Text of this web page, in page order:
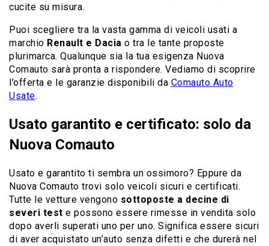
cucite su misura.
Puoi scegliere tra la vasta gamma di veicoli usati a
marchio Renault e Dacia o tra le tante proposte
plurimarca. Qualunque sia la tua esigenza Nuova
Comauto sarà pronta a rispondere. Vediamo di scoprire
l’offerta e le garanzie disponibili da Comauto Auto
Usate.
Usato garantito e certificato: solo da
Nuova Comauto
Usato e garantito ti sembra un ossimoro? Eppure da
Nuova Comauto trovi solo veicoli sicuri e certificati.
Tutte le vetture vengono sottoposte a decine di
severi test e possono essere rimesse in vendita solo
dopo averli superati uno per uno. Significa essere sicuri
di aver acquistato un’auto senza difetti e che durerà nel